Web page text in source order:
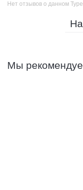
Нет отзывов о данном
Мы